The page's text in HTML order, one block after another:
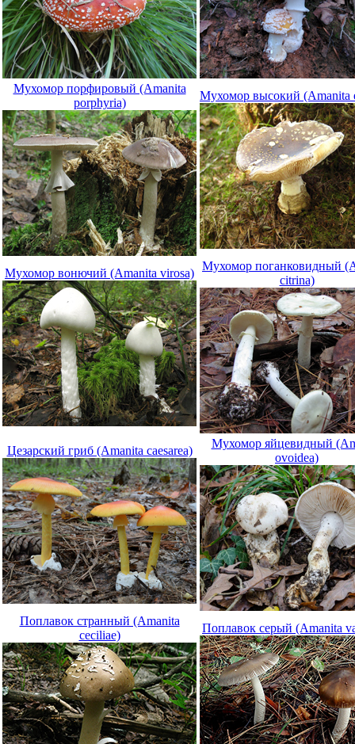
Мухомор порфировый (Amanita
porphyria)
Мухомор высокий (Amanita
Мухомор вонючий (Amanita virosa)
Мухомор поганковидный
citrina)
Цезарский гриб (Amanita caesarea)
Мухомор яйцевидный
ovoidea)
Поплавок странный (Amanita
ceciliae)
Поплавок серый (Amanita